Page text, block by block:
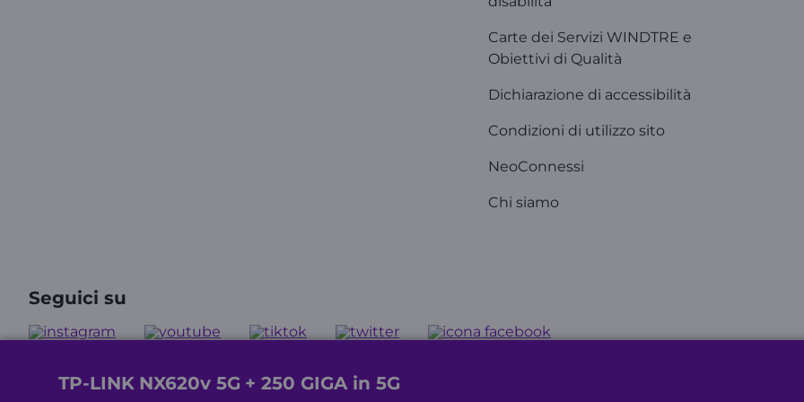
TP-LINK NX620v 5G + 250 GIGA in 5G
Carte dei Servizi WINDTRE e
Obiettivi di Qualità
Dichiarazione di accessibilità
Condizioni di utilizzo sito
NeoConnessi
Chi siamo
Seguici su
©Wind Tre S.p.A. - Via Monte Rosa, 91 - 20149 Milano (MI) -